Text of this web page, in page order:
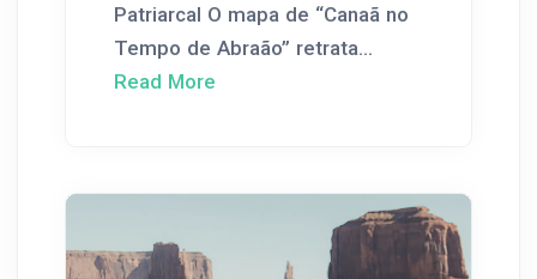
Patriarcal O mapa de “Canaã no
Tempo de Abraão” retrata...
Read More